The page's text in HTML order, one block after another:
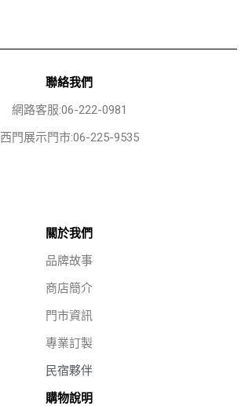
聯絡我們
網路客服:06-222-0981
西門展示門市:06-225-9535
關於我們
品牌故事
商店簡介
門市資訊
專業訂製
民宿夥伴
購物說明